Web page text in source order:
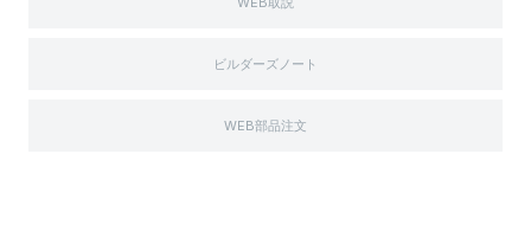
ビルダーズノート
WEB部品注文